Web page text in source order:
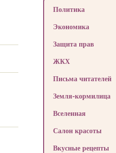
Политика
Экономика
Защита прав
ЖКХ
Письма читателей
Земля-кормилица
Вселенная
Салон красоты
Вкусные рецепты